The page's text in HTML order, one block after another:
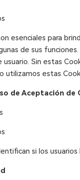
esenciales para
de sus
Sin estas
utilizamos estas
de Aceptación de
si los